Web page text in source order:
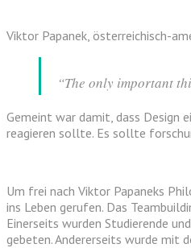
Viktor Papanek, österreichisch-
“The only important
Gemeint war damit, dass Design
reagieren sollte. Es sollte
Um frei nach Viktor Papaneks
ins Leben gerufen. Das
Einerseits wurden Studierende
gebeten. Andererseits wurde mit